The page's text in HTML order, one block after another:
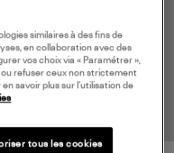
similaires à des fins de
en collaboration avec des
vos choix via « Paramétrer »,
ou refuser ceux non strictement
savoir plus sur l’utilisation de
tous les cookies